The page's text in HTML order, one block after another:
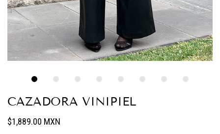
CAZADORA VINIPIEL
$1,889.00 MXN